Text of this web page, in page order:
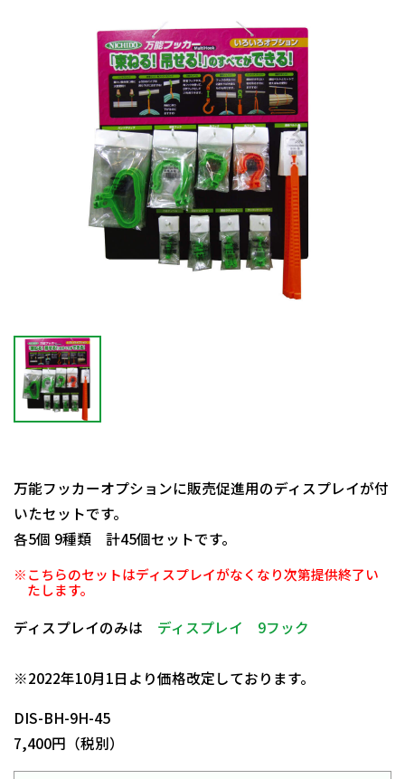
万能フッカーオプションに販売促進用のディスプレイが付
いたセットです。
各5個 9種類 計45個セットです。
※こちらのセットはディスプレイがなくなり次第提供終了い
たします。
ディスプレイのみは ディスプレイ 9フック
※2022年10月1日より価格改定しております。
DIS-BH-9H-45
7,400円（税別）